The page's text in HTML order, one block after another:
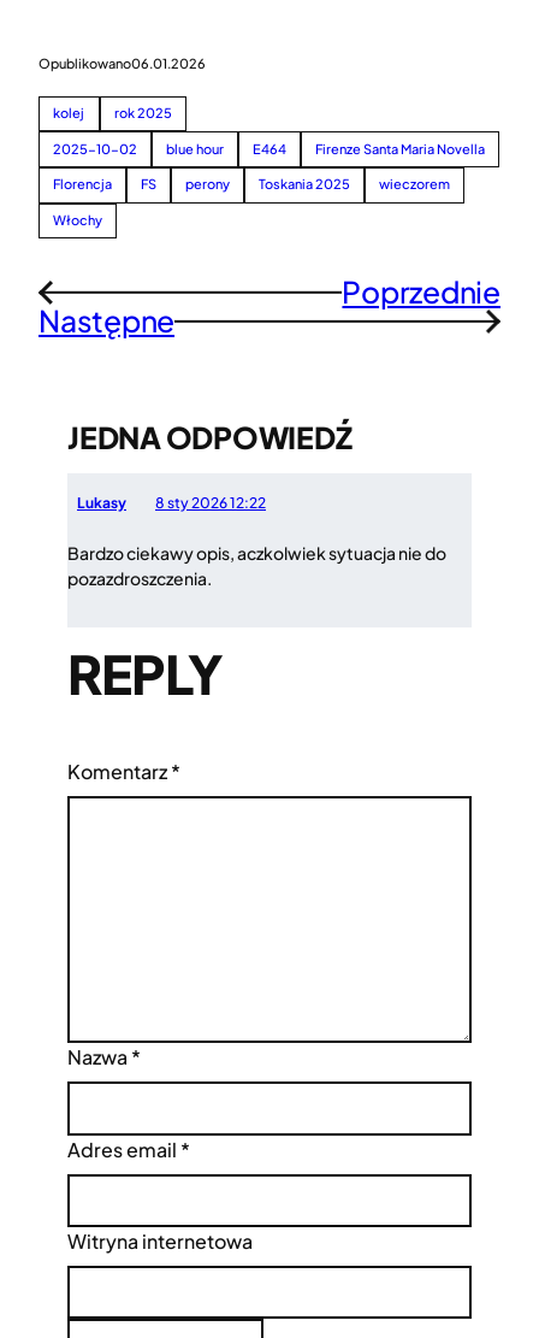
Opublikowano06.01.2026
kolej rok 2025
2025-10-02 blue hour E464 Firenze Santa Maria Novella
Florencja FS perony Toskania 2025 wieczorem
Włochy
← Poprzednie
Następne →
JEDNA ODPOWIEDŹ
Lukasy 8 sty 2026 12:22
Bardzo ciekawy opis, aczkolwiek sytuacja nie do
pozazdroszczenia.
REPLY
Komentarz*
Nazwa *
Adres email *
Witryna internetowa